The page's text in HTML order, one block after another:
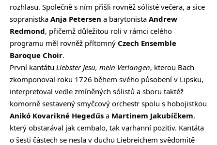
rozhlasu. Společně s ním přišli rovněž sólisté večera, a sice
sopranistka Anja Petersen a barytonista Andrew
Redmond, přičemž důležitou roli v rámci celého
programu měl rovněž přítomný Czech Ensemble
Baroque Choir.
První kantátu Liebster Jesu, mein Verlangen, kterou Bach
zkomponoval roku 1726 během svého působení v Lipsku,
interpretoval vedle zmíněných sólistů a sboru taktéž
komorně sestavený smyčcový orchestr spolu s hobojistkou
Anikó Kovarikné Hegedűs a Martinem Jakubíčkem,
který obstarával jak cembalo, tak varhanní pozitiv. Kantáta
o šesti částech se nesla v duchu Liebreichem svědomitě